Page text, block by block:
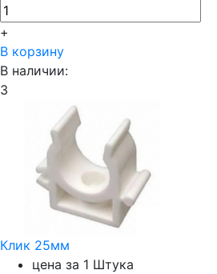
+
В корзину
В наличии:
3
Клик 25мм
цена за 1 Штука